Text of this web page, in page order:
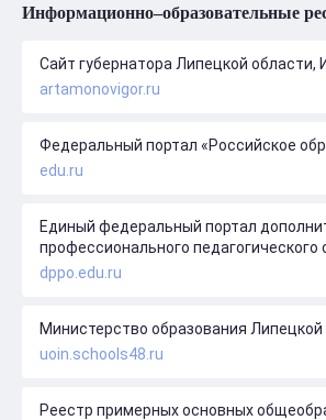
Информационно–образовательные
Сайт губернатора Липецкой области,
artamonovigor.ru
Федеральный портал «Российское
edu.ru
Единый федеральный портал
профессионального педагогического
dppo.edu.ru
Министерство образования Липецкой
uoin.schools48.ru
Реестр примерных основных